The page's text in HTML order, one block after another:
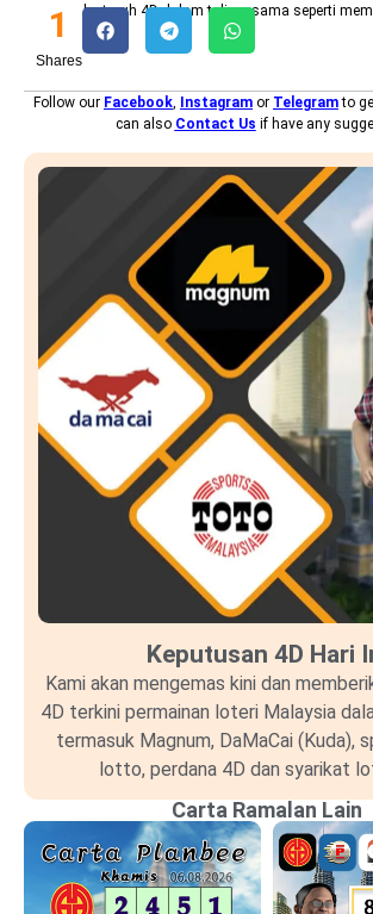
bertaruh 4D dalam talian, sama seperti
Shares
1
Follow our Facebook, Instagram or Telegramto
can also Contact Us if have any
Keputusan 4D Hari
Kami akan mengemas kini dan
4D terkini permainan loteri Malaysia
termasuk Magnum, DaMaCai (Kuda),
lotto, perdana 4D dan syarikat
Carta Ramalan Lain